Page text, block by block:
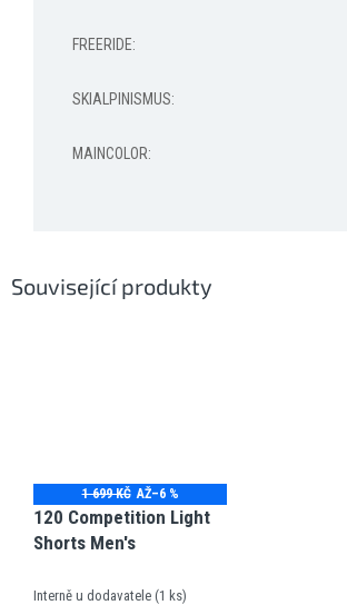
FREERIDE:
SKIALPINISMUS:
MAINCOLOR:
Související produkty
1 699 KČ AŽ–6 %
120 Competition Light
Shorts Men's
Interně u dodavatele (1 ks)